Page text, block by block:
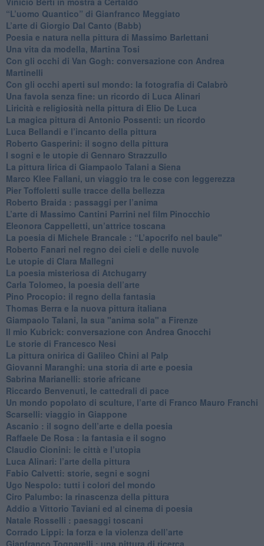
“L’uomo Quantico” di Gianfranco Meggiato
​L’arte di Giorgio Dal Canto (Babb)
Poesia e natura nella pittura di Massimo Barlettani
Una vita da modella, Martina Tosi
​Con gli occhi di Van Gogh: conversazione con Andrea
Martinelli
​Con gli occhi aperti sul mondo: la fotografia di Calabrò
Una favola senza fine: un ricordo di Luca Alinari
Liricità e religiosità nella pittura di Elio De Luca
La magica pittura di Antonio Possenti: un ricordo
Luca Bellandi e l’incanto della pittura
​Roberto Gasperini: il sogno della pittura
I sogni e le utopie di Gennaro Strazzullo
La pittura lirica di Giampaolo Talani a Siena
​Marco Klee Fallani, un viaggio tra le cose con leggerezza
​Pier Toffoletti sulle tracce della bellezza
​Roberto Braida : passaggi per l’anima
​L’arte di Massimo Cantini Parrini nel film Pinocchio
Eleonora Cappelletti, un’attrice toscana
​La poesia di Michele Brancale : “L’apocrifo nel baule"
Roberto Fanari nel regno dei cieli e delle nuvole
Le utopie di Clara Mallegni
​La poesia misteriosa di Atchugarry
Carla Tolomeo, la poesia dell’arte
Pino Procopio: il regno della fantasia
Thomas Berra e la nuova pittura italiana
Giampaolo Talani, la sua "anima sola" a Firenze
Il mio Kubrick: conversazione con Andrea Gnocchi
Le storie di Francesco Nesi
​La pittura onirica di Galileo Chini al Palp
​Giovanni Maranghi: una storia di arte e poesia
Sabrina Marianelli: storie africane
​Riccardo Benvenuti, le cattedrali di pace
​Un mondo popolato di sculture, l’arte di Franco Mauro Franchi
​Scarselli: viaggio in Giappone
​Ascanio : il sogno dell’arte e della poesia
Raffaele De Rosa : la fantasia e il sogno
​Claudio Cionini: le città e l’utopia
Luca Alinari: l’arte della pittura
​Fabio Calvetti: storie, segni e sogni
Ugo Nespolo: tutti i colori del mondo
​Ciro Palumbo: la rinascenza della pittura
​Addio a Vittorio Taviani ed al cinema di poesia
​Natale Rosselli : paesaggi toscani
​Corrado Lippi: la forza e la violenza dell’arte
Gianfranco Tognarelli : una pittura di ricerca